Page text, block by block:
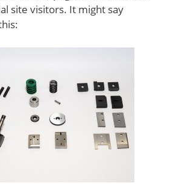
site visitors. It might say